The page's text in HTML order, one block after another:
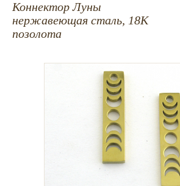
Фурнитура
Проволока
Инструменты и материалы
Эпоксидная смола
Шнуры, ленты, нитки
По темам и сезонам
Бисер TOHO
Нетемнеющая фурнитура
Коннектор Луны
нержавеющая сталь, 18К
позолота